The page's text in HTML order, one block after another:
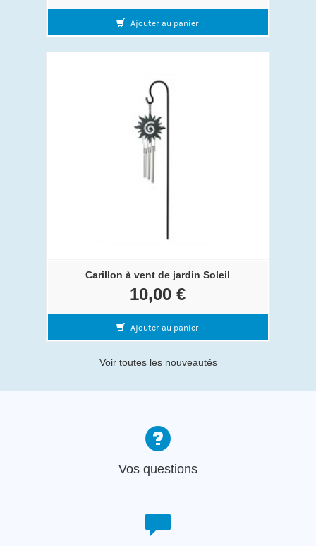
Ajouter au panier
Carillon à vent de jardin Soleil
10,00 €
Ajouter au panier
Voir toutes les nouveautés
Vos questions